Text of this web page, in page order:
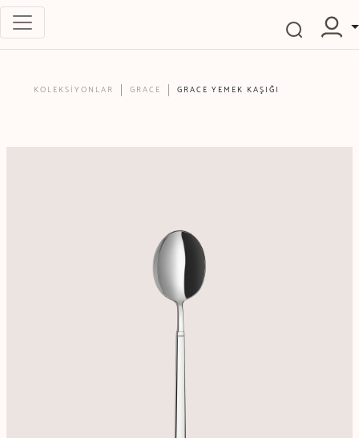
KOLEKSİYONLAR GRACE GRACE YEMEK KAŞIĞI